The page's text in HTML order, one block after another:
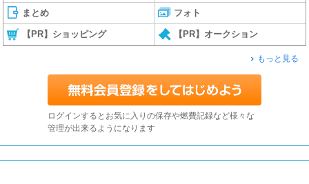
まとめ フォト
【PR】ショッピング 【PR】オークション
もっと見る
ログインするとお気に入りの保存や燃費記録など様々な
管理が出来るようになります